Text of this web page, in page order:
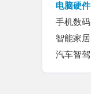
电脑硬件
手机数码
智能家居
汽车智驾